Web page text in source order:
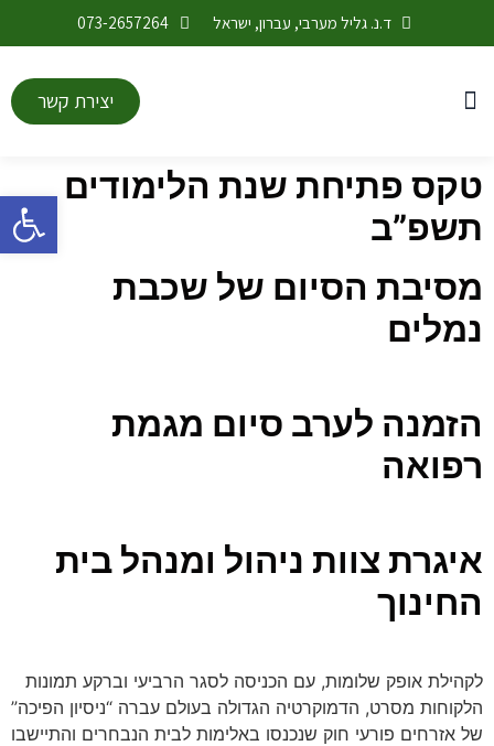
פתח
ד.נ. גליל מערבי, עברון, ישראל 073-2657264
יצירת קשר
טקס פתיחת שנת הלימודים
תשפ”ב
מסיבת הסיום של שכבת
נמלים
הזמנה לערב סיום מגמת
רפואה
איגרת צוות ניהול ומנהל בית
החינוך
לקהילת אופק שלומות, עם הכניסה לסגר הרביעי וברקע תמונות
הלקוחות מסרט, הדמוקרטיה הגדולה בעולם עברה “ניסיון הפיכה”
של אזרחים פורעי חוק שנכנסו באלימות לבית הנבחרים והתיישבו